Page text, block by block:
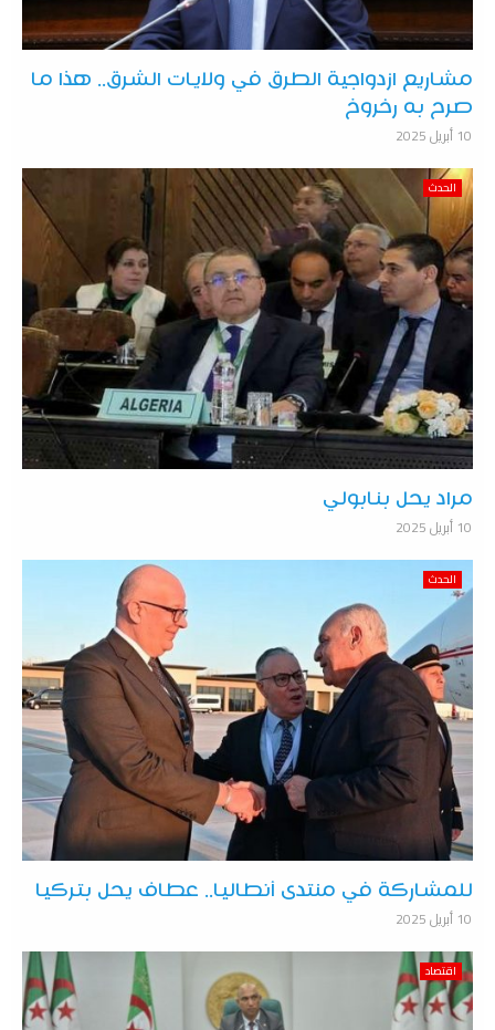
مشاريع ازدواجية الطرق في ولايات الشرق.. هذا ما
صرح به رخروخ
10 أبريل 2025
الحدث
مراد يحل بنابولي
10 أبريل 2025
الحدث
للمشاركة في منتدى أنطاليا.. عطاف يحل بتركيا
10 أبريل 2025
اقتصاد